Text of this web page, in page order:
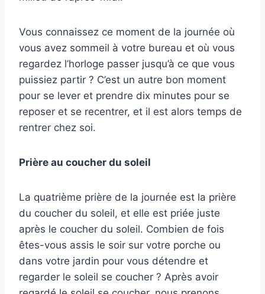
Vous connaissez ce moment de la journée où
vous avez sommeil à votre bureau et où vous
regardez l’horloge passer jusqu’à ce que vous
puissiez partir ? C’est un autre bon moment
pour se lever et prendre dix minutes pour se
reposer et se recentrer, et il est alors temps de
rentrer chez soi.
Prière au coucher du soleil
La quatrième prière de la journée est la prière
du coucher du soleil, et elle est priée juste
après le coucher du soleil. Combien de fois
êtes-vous assis le soir sur votre porche ou
dans votre jardin pour vous détendre et
regarder le soleil se coucher ? Après avoir